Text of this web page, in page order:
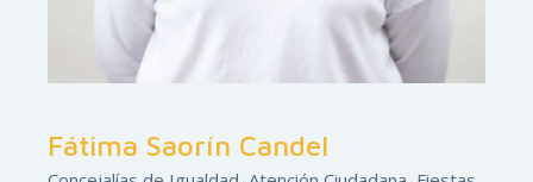
Fátima Saorín Candel